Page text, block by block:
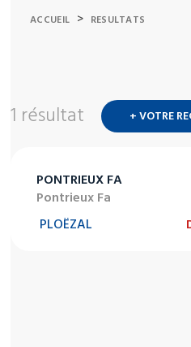
ACCUEIL > RESULTATS
1 résultat + VOTRE
PONTRIEUX FA
Pontrieux Fa
PLOËZAL